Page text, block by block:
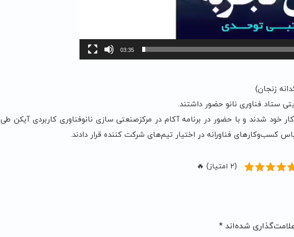
03:35
زنجان)
راستای کسب‌وکار خود شدند و با حضور در برنامه آکام در مرکزصنعتی سازی نانوفناوری کاربردی آیکن طی
کسب‌وکارهای فناورانه در اختیار تیم‌های شرکت کننده قرار دادند.
(2 امتیاز) 🔥
شده‌اند *